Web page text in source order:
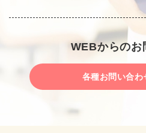
WEBからのお
各種お問い合わ